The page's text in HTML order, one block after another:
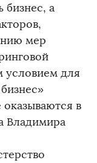
бизнес, а
мер
условием для
в
Владимира